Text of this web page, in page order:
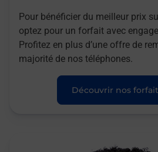
Pour bénéficier du meilleur prix
optez pour un forfait avec
Profitez en plus d’une offre de
majorité de nos téléphones.
Découvrir nos